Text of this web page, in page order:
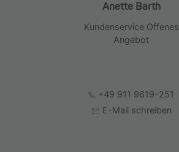
Anette Barth
Kundenservice Offenes
Angebot
+49 911 9619-251
E-Mail schreiben